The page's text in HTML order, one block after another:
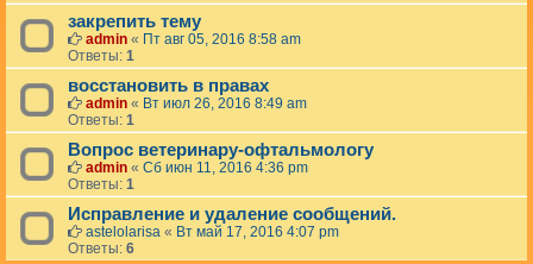
а
л
е
.
закрепить тему
admin « Пт авг 05, 2016 8:58 am
Ответы: 1
восстановить в правах
admin « Вт июл 26, 2016 8:49 am
Ответы: 1
Вопрос ветеринару-офтальмологу
admin « Сб июн 11, 2016 4:36 pm
Ответы: 1
Исправление и удаление сообщений.
astelolarisa « Вт май 17, 2016 4:07 pm
Ответы: 6